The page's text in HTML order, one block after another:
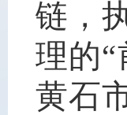
链，
理的
黄石